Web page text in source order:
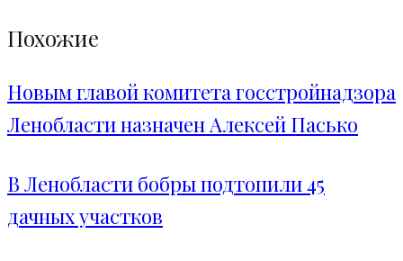
Похожие
Новым главой комитета госстройнадзора
Ленобласти назначен Алексей Пасько
В Ленобласти бобры подтопили 45
дачных участков